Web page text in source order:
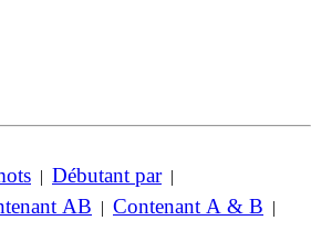
| Débutant par|
AB | Contenant A & B |